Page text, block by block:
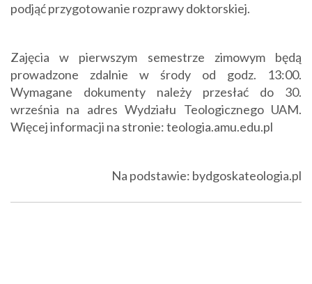
podjąć przygotowanie rozprawy doktorskiej.
Zajęcia w pierwszym semestrze zimowym będą
prowadzone zdalnie w środy od godz. 13:00.
Wymagane dokumenty należy przesłać do 30.
września na adres Wydziału Teologicznego UAM.
Więcej informacji na stronie: teologia.amu.edu.pl
Na podstawie: bydgoskateologia.pl